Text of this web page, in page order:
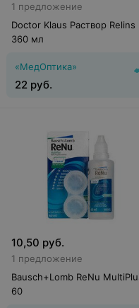
1 предложение
Doctor Klaus Раствор Relins
360 мл
«МедОптика»
22 руб.
10,50 руб.
1 предложение
Bausch+Lomb ReNu
60